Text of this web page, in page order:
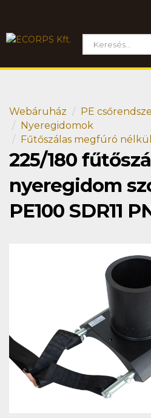
Webáruház PE
Nyeregidomok
Fűtőszálas megfúró
225/180
nyeregidom
PE100 SDR11